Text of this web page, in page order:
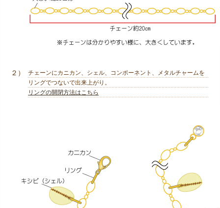
２）
チェーンにカニカン、シェル、コンポーネント、メタルチャームを
リングでつないで出来上がり。
リングの開閉方法はこちら